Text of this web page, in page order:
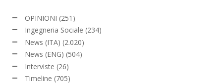
OPINIONI (251)
Ingegneria Sociale (234)
News (ITA) (2.020)
News (ENG) (504)
Interviste (26)
Timeline (705)